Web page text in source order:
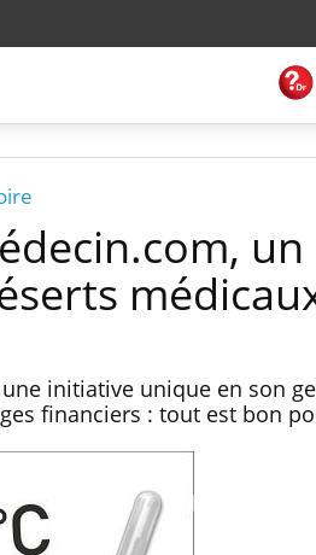
initiative unique en son
financiers : tout est bon